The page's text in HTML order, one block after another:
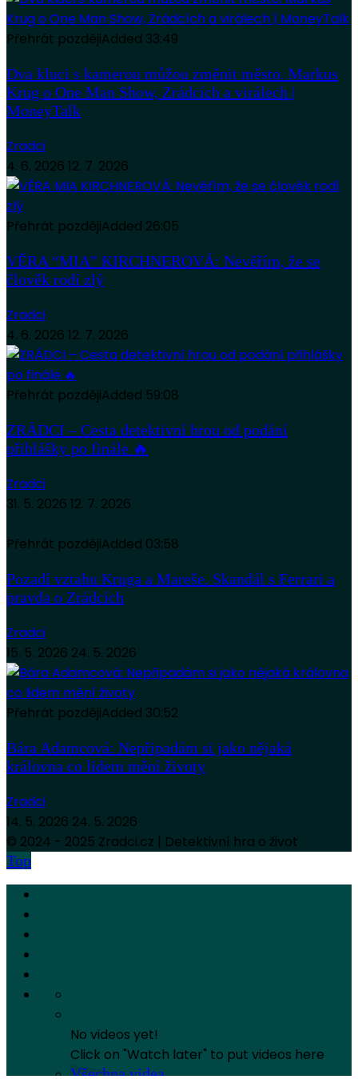
Přehrát pozdějiAdded 33:49
Dva kluci s kamerou můžou změnit město. Markus
Krug o One Man Show, Zrádcích a virálech |
MoneyTalk
Zradci
4. 6. 2026 12. 7. 2026
Přehrát pozdějiAdded 26:05
VĚRA “MIA” KIRCHNEROVÁ: Nevěřím, že se
člověk rodí zlý
Zradci
4. 6. 2026 12. 7. 2026
Přehrát pozdějiAdded 59:08
ZRÁDCI – Cesta detektivní hrou od podání
přihlášky po finále 🔥
Zradci
31. 5. 2026 12. 7. 2026
Přehrát pozdějiAdded 03:58
Pozadí vztahu Kruga a Mareše. Skandál s Ferrari a
pravda o Zrádcích
Zradci
15. 5. 2026 24. 5. 2026
Přehrát pozdějiAdded 30:52
Bára Adamcová: Nepřipadám si jako nějaká
královna co lidem mění životy
Zradci
14. 5. 2026 24. 5. 2026
© 2024 - 2025 Zradci.cz | Detektivní hra o život
Top
No videos yet!
Click on "Watch later" to put videos here
Všechna videa